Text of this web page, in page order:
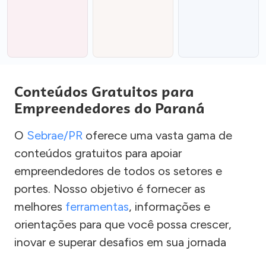
Conteúdos Gratuitos para
Empreendedores do Paraná
O Sebrae/PR oferece uma vasta gama de
conteúdos gratuitos para apoiar
empreendedores de todos os setores e
portes. Nosso objetivo é fornecer as
melhores ferramentas, informações e
orientações para que você possa crescer,
inovar e superar desafios em sua jornada